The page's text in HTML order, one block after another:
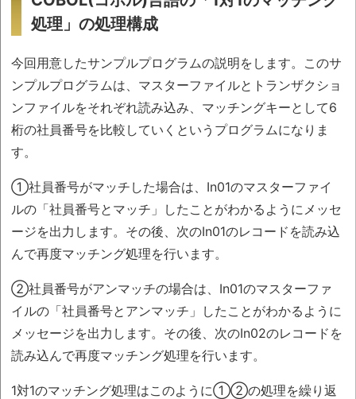
処理」の処理構成
今回用意したサンプルプログラムの説明をします。このサ
ンプルプログラムは、マスターファイルとトランザクショ
ンファイルをそれぞれ読み込み、マッチングキーとして6
桁の社員番号を比較していくというプログラムになりま
す。
①社員番号がマッチした場合は、In01のマスターファイ
ルの「社員番号とマッチ」したことがわかるようにメッセ
ージを出力します。その後、次のIn01のレコードを読み込
んで再度マッチング処理を行います。
②社員番号がアンマッチの場合は、In01のマスターファ
イルの「社員番号とアンマッチ」したことがわかるように
メッセージを出力します。その後、次のIn02のレコードを
読み込んで再度マッチング処理を行います。
1対1のマッチング処理はこのように①②の処理を繰り返